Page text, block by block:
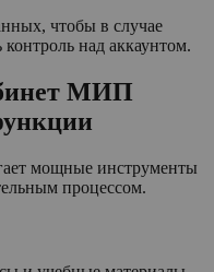
чтобы в случае
над аккаунтом.
МИП
мощные инструменты
процессом.